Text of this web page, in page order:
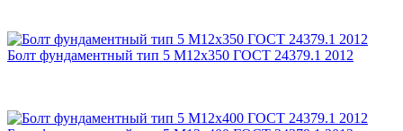
Болт фундаментный тип 5 М12х350 ГОСТ 24379.1 2012